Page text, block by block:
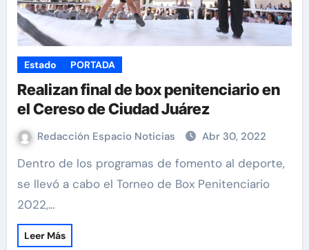
Estado PORTADA
Realizan final de box penitenciario en
el Cereso de Ciudad Juárez
Redacción Espacio Noticias Abr 30, 2022
Dentro de los programas de fomento al deporte,
se llevó a cabo el Torneo de Box Penitenciario
2022,…
Leer Más